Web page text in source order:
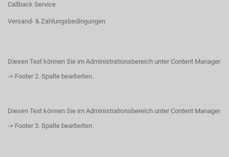
Callback Service
Versand- & Zahlungsbedingungen
Diesen Text können Sie im Administrationsbereich unter Content Manager
-> Footer 2. Spalte bearbeiten.
Diesen Text können Sie im Administrationsbereich unter Content Manager
-> Footer 3. Spalte bearbeiten.